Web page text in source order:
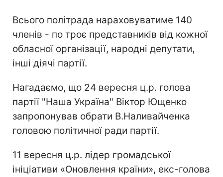
Всього політрада нараховуватиме 140
членів - по троє представників від кожної
обласної організації, народні депутати,
інші діячі партії.
Нагадаємо, що 24 вересня ц.р. голова
партії "Наша Україна" Віктор Ющенко
запропонував обрати В.Наливайченка
головою політичної ради партії.
11 вересня ц.р. лідер громадської
ініціативи «Оновлення країни», екс-голова